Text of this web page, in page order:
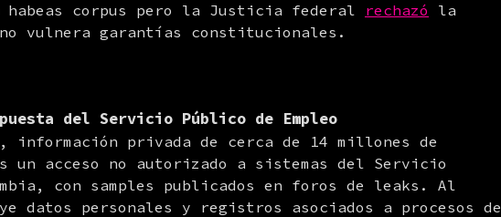
habeas corpus pero la Justicia federal rechazó la
vulnera garantías constitucionales.
del Servicio Público de Empleo
, información privada de cerca de 14 millones de
un acceso no autorizado a sistemas del Servicio
con samples publicados en foros de leaks. Al
datos personales y registros asociados a procesos de